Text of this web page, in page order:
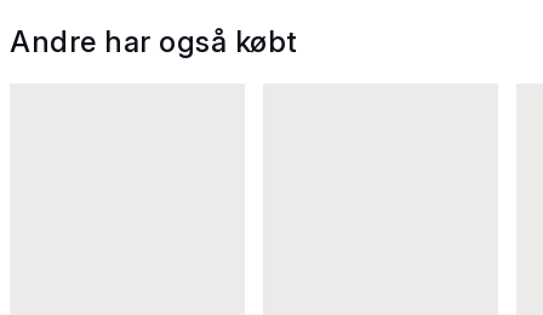
Andre har også købt